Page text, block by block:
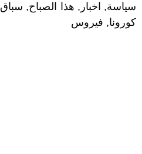
سياسة, اخبار , هذا الصباح, سباق
كورونا, فيروس